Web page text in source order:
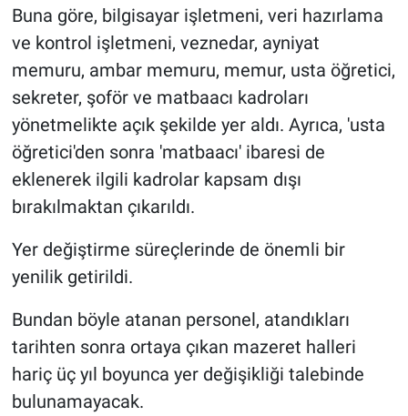
Buna göre, bilgisayar işletmeni, veri hazırlama
ve kontrol işletmeni, veznedar, ayniyat
memuru, ambar memuru, memur, usta öğretici,
sekreter, şoför ve matbaacı kadroları
yönetmelikte açık şekilde yer aldı. Ayrıca, 'usta
öğretici'den sonra 'matbaacı' ibaresi de
eklenerek ilgili kadrolar kapsam dışı
bırakılmaktan çıkarıldı.
Yer değiştirme süreçlerinde de önemli bir
yenilik getirildi.
Bundan böyle atanan personel, atandıkları
tarihten sonra ortaya çıkan mazeret halleri
hariç üç yıl boyunca yer değişikliği talebinde
bulunamayacak.